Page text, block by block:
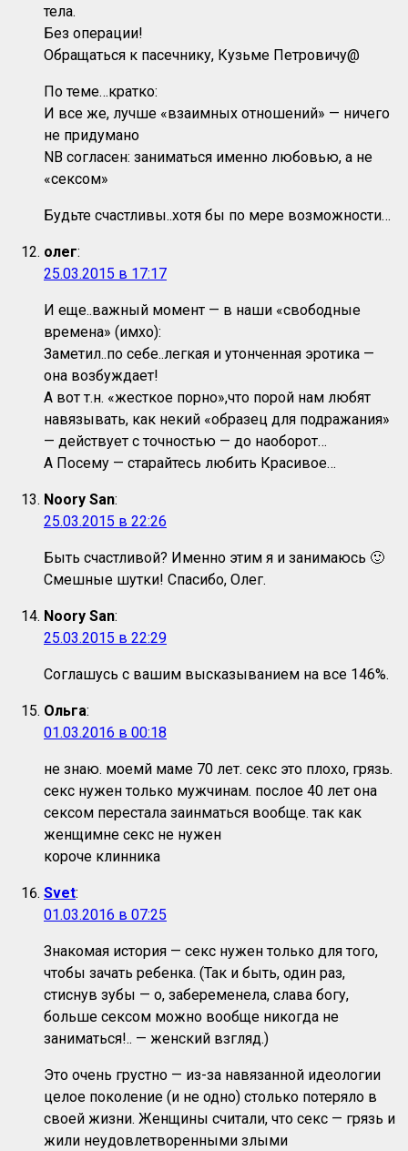
тела.
Без операции!
Обращаться к пасечнику, Кузьме Петровичу@
По теме…кратко:
И все же, лучше «взаимных отношений» — ничего
не придумано
NB согласен: заниматься именно любовью, а не
«сексом»
Будьте счастливы..хотя бы по мере возможности…
олег:
25.03.2015 в 17:17
И еще..важный момент — в наши «свободные
времена» (имхо):
Заметил..по себе..легкая и утонченная эротика —
она возбуждает!
А вот т.н. «жесткое порно»,что порой нам любят
навязывать, как некий «образец для подражания»
— действует с точностью — до наоборот…
А Посему — старайтесь любить Красивое…
Noory San:
25.03.2015 в 22:26
Быть счастливой? Именно этим я и занимаюсь 🙂
Смешные шутки! Спасибо, Олег.
Noory San:
25.03.2015 в 22:29
Соглашусь с вашим высказыванием на все 146%.
Ольга:
01.03.2016 в 00:18
не знаю. моемй маме 70 лет. секс это плохо, грязь.
секс нужен только мужчинам. послое 40 лет она
сексом перестала заинматься вообще. так как
женщимне секс не нужен
короче клинника
Svet:
01.03.2016 в 07:25
Знакомая история — секс нужен только для того,
чтобы зачать ребенка. (Так и быть, один раз,
стиснув зубы — о, забеременела, слава богу,
больше сексом можно вообще никогда не
заниматься!.. — женский взгляд.)
Это очень грустно — из-за навязанной идеологии
целое поколение (и не одно) столько потеряло в
своей жизни. Женщины считали, что секс — грязь и
жили неудовлетворенными злыми